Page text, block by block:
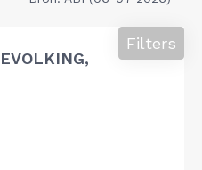
Filters